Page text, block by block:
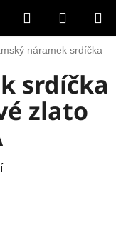
Hledat
KOŠÍK
náramek srdíčka
srdíčka
zlato